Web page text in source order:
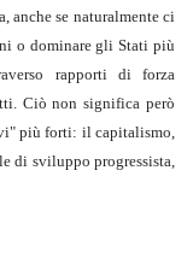
anche se naturalmente ci
o dominare gli Stati più
rapporti di forza
Ciò non significa però
più forti: il capitalismo,
di sviluppo progressista,